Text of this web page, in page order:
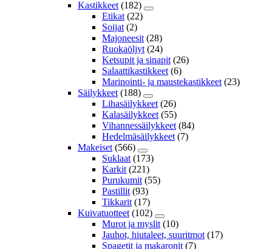
Kastikkeet (182)
Etikat (22)
Soijat (2)
Majoneesit (28)
Ruokaöljyt (24)
Ketsupit ja sinapit (26)
Salaattikastikkeet (6)
Marinointi- ja maustekastikkeet (23)
Säilykkeet (188)
Lihasäilykkeet (26)
Kalasäilykkeet (55)
Vihannessäilykkeet (84)
Hedelmäsäilykkeet (7)
Makeiset (566)
Suklaat (173)
Karkit (221)
Purukumit (55)
Pastillit (93)
Tikkarit (17)
Kuivatuotteet (102)
Murot ja myslit (10)
Jauhot, hiutaleet, suuritmot (17)
Spagetit ja makaronit (7)